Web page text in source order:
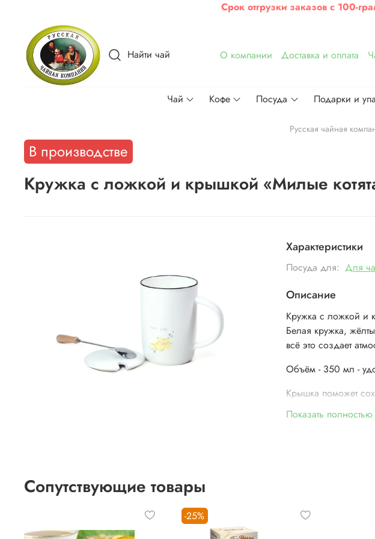
Срок отгрузки заказов с 100-
Найти чай О компании Доставка и оплата
Чай Кофе Посуда Подарки и
Русская чайная
В производстве
Кружка с ложкой и крышкой «Милые
Характеристики
Посуда для: Для
Описание
Кружка с ложкой и
Белая кружка,
всё это создает
Объём - 350 мл -
Крышка поможет
Не упустите
Показать полностью
Сопутствующие товары
-25%